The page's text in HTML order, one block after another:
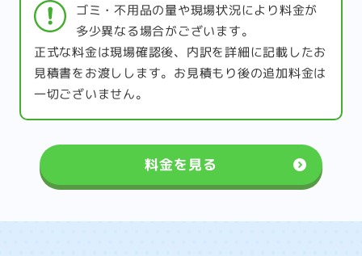
ゴミ・不用品の量や現場状況により料金が
多少異なる場合がございます。
正式な料金は現場確認後、内訳を詳細に記載したお
見積書をお渡しします。お見積もり後の追加料金は
一切ございません。
料金を見る